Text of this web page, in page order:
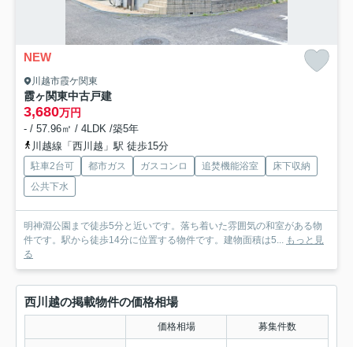
NEW
川越市霞ケ関東
霞ヶ関東中古戸建
3,680万円
- / 57.96㎡ / 4LDK /築5年
川越線「西川越」駅 徒歩15分
駐車2台可 都市ガス ガスコンロ 追焚機能浴室
床下収納
公共下水
明神淵公園まで徒歩5分と近いです。落ち着いた雰囲気の和室がある物
件です。駅から徒歩14分に位置する物件です。建物面積は5... もっと見
る
西川越の掲載物件の価格相場
価格相場 募集件数